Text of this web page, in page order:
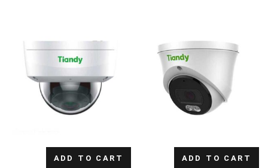
ADD TO CART
ADD TO CART